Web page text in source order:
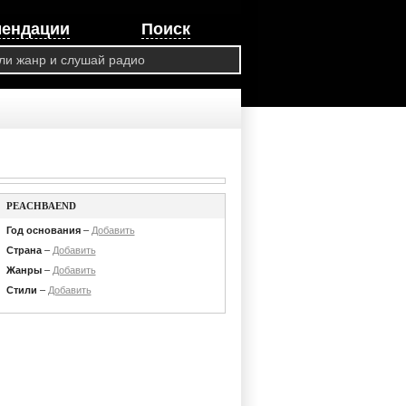
Поиск
PEACHBAEND
Год основания– Добавить
Страна– Добавить
Жанры– Добавить
Стили – Добавить